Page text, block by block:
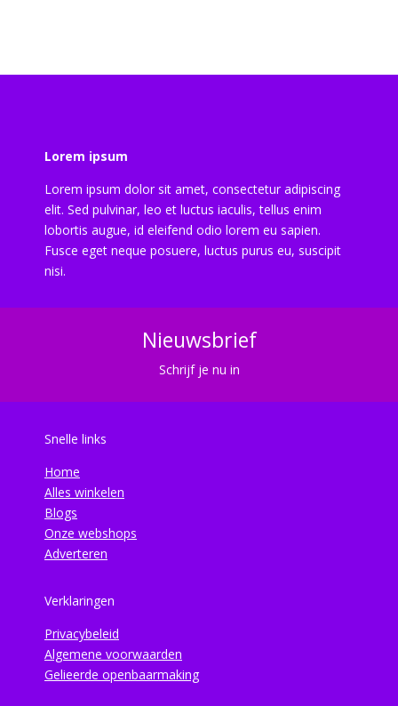
Lorem ipsum
Lorem ipsum dolor sit amet, consectetur adipiscing
elit. Sed pulvinar, leo et luctus iaculis, tellus enim
lobortis augue, id eleifend odio lorem eu sapien.
Fusce eget neque posuere, luctus purus eu, suscipit
nisi.
Nieuwsbrief
Schrijf je nu in
Snelle links
Home
Alles winkelen
Blogs
Onze webshops
Adverteren
Verklaringen
Privacybeleid
Algemene voorwaarden
Gelieerde openbaarmaking